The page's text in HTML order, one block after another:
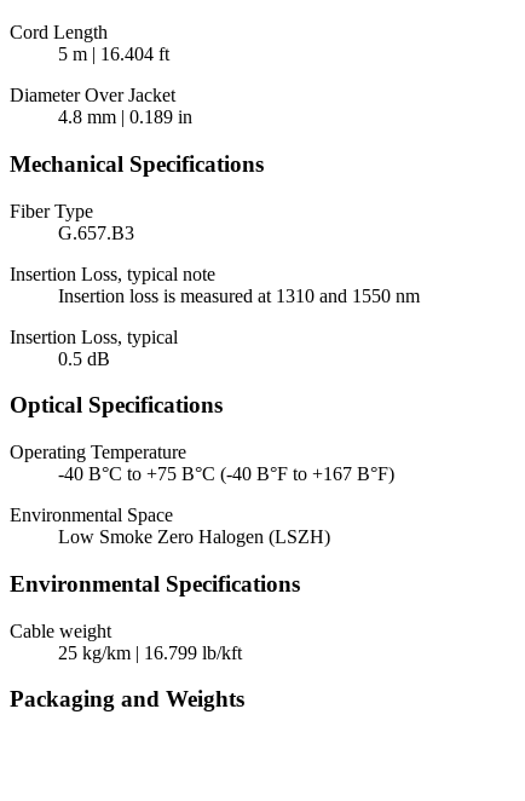
Cord Length
5 m | 16.404 ft
Diameter Over Jacket
4.8 mm | 0.189 in
Mechanical Specifications
Fiber Type
G.657.B3
Insertion Loss, typical note
Insertion loss is measured at 1310 and 1550 nm
Insertion Loss, typical
0.5 dB
Optical Specifications
Operating Temperature
-40 В°C to +75 В°C (-40 В°F to +167 В°F)
Environmental Space
Low Smoke Zero Halogen (LSZH)
Environmental Specifications
Cable weight
25 kg/km | 16.799 lb/kft
Packaging and Weights